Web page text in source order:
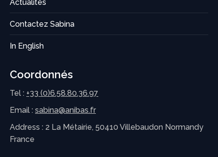
Actualités
Contactez Sabina
In English
Coordonnés
Tel : +33 (0)6.58.80.36.97
Email : sabina@anibas.fr
Address : 2 La Métairie, 50410 Villebaudon Normandy
France